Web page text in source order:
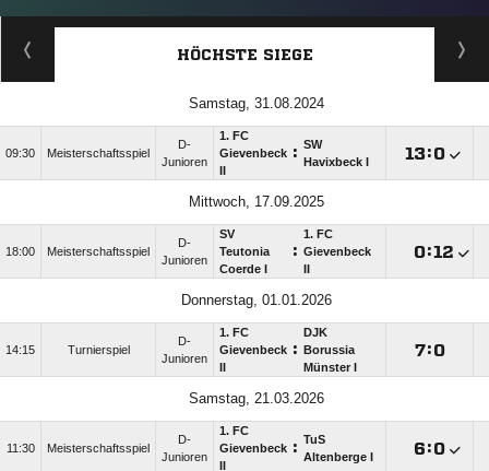
HÖCHSTE SIEGE
Samstag, 31.08.2024
09:30 Meisterschaftsspiel
D-
Junioren
1. FC
Gievenbeck : SW
Havixbeck I
:
Mittwoch, 17.09.2025
18:00 Meisterschaftsspiel
D-
Junioren
SV
Teutonia
Coerde I
:
1. FC
Gievenbeck
:
Donnerstag, 01.01.2026
14:15 Turnierspiel
D-
Junioren
1. FC
Gievenbeck :
DJK
Borussia
Münster I
:
Samstag, 21.03.2026
11:30 Meisterschaftsspiel
D-
Junioren
1. FC
Gievenbeck : TuS
Altenberge I
: